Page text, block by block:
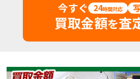
今すぐ 24時間対応
買取金額を査